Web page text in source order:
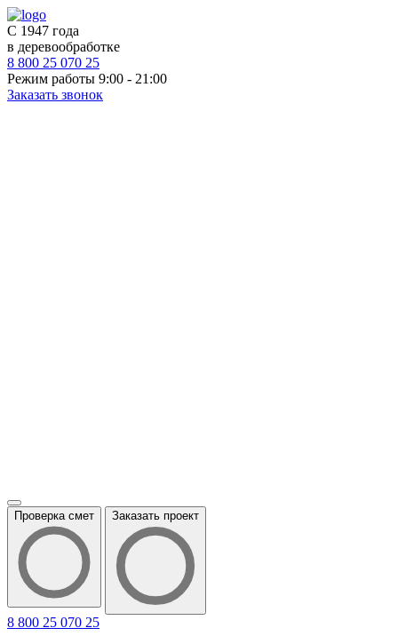
С 1947 года
в деревообработке
8 800 25 070 25
Режим работы 9:00 - 21:00
Заказать звонок
Проверка смет Заказать проект
8 800 25 070 25